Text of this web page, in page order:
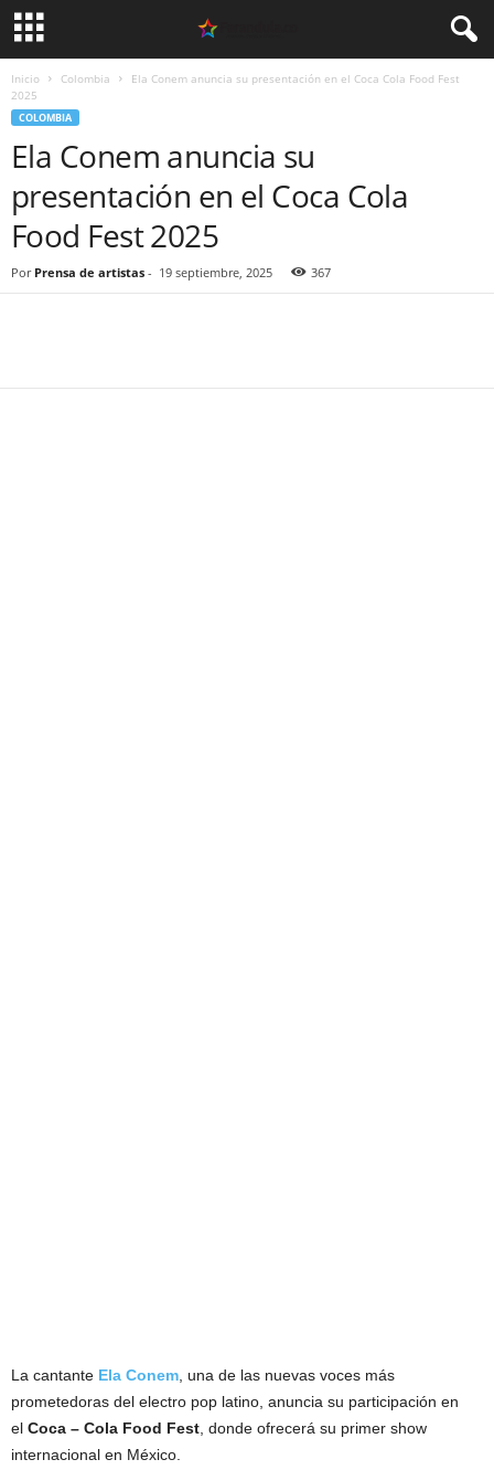
Inicio Colombia
Ela Conem anuncia su presentación en el Coca Cola Food Fest
2025
COLOMBIA
Ela Conem anuncia su
presentación en el Coca Cola
Food Fest 2025
Por Prensa de artistas - 19 septiembre, 2025 367
La cantante Ela Conem , una de las nuevas voces más
prometedoras del electro pop latino, anuncia su participación en
el Coca – Cola Food Fest , donde ofrecerá su primer show
internacional en México.